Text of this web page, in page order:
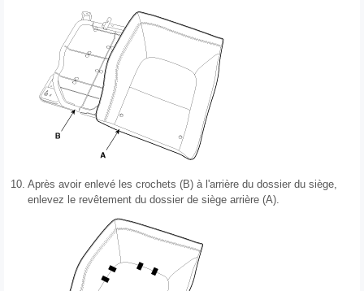
10. Après avoir enlevé les crochets (B) à l'arrière du dossier du siège,
enlevez le revêtement du dossier de siège arrière (A).